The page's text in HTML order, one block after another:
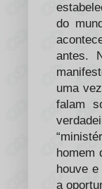
do
antes.
uma
falam
homem
houve
a